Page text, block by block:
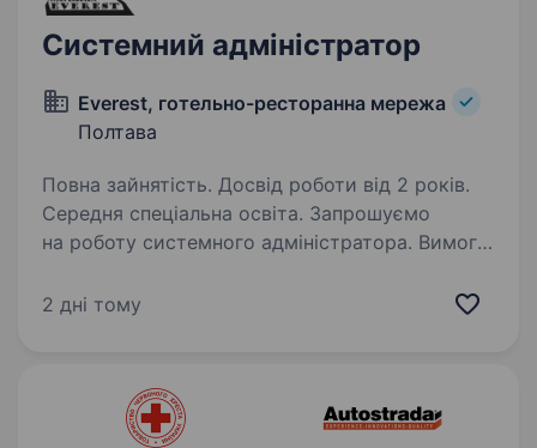
Системний адміністратор
Everest, готельно-ресторанна мережа
Полтава
Повна зайнятість. Досвід роботи від 2 років.
Середня спеціальна освіта. Запрошуємо
на роботу системного адміністратора. Вимоги:
знання програмного забезпечення
та обслуговування…
2 дні тому